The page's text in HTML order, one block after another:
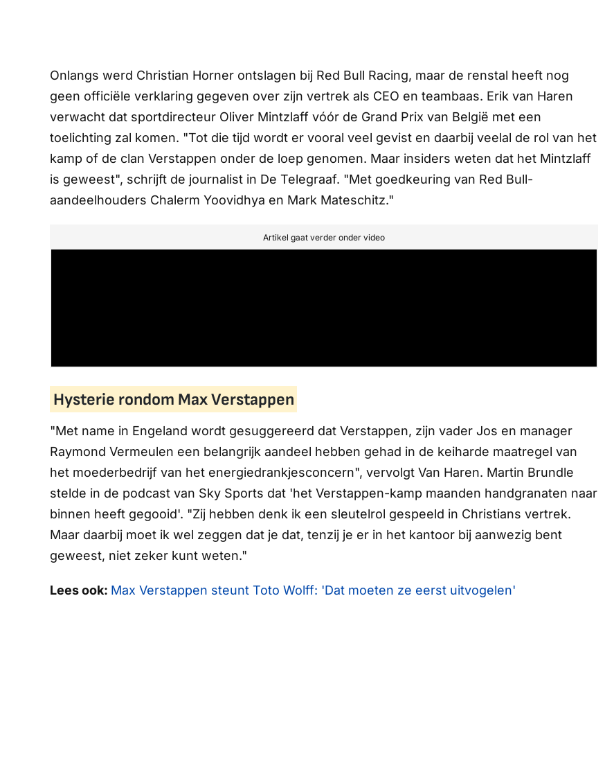
Onlangs werd Christian Horner ontslagen bij Red Bull Racing, maar de renstal heeft nog
geen officiële verklaring gegeven over zijn vertrek als CEO en teambaas. Erik van Haren
verwacht dat sportdirecteur Oliver Mintzlaff vóór de Grand Prix van België met een
toelichting zal komen. "Tot die tijd wordt er vooral veel gevist en daarbij veelal de rol van het
kamp of de clan Verstappen onder de loep genomen. Maar insiders weten dat het Mintzlaff
is geweest", schrijft de journalist in De Telegraaf. "Met goedkeuring van Red Bull-
aandeelhouders Chalerm Yoovidhya en Mark Mateschitz."
Artikel gaat verder onder video
Hysterie rondom Max Verstappen
"Met name in Engeland wordt gesuggereerd dat Verstappen, zijn vader Jos en manager
Raymond Vermeulen een belangrijk aandeel hebben gehad in de keiharde maatregel van
het moederbedrijf van het energiedrankjesconcern", vervolgt Van Haren. Martin Brundle
stelde in de podcast van Sky Sports dat 'het Verstappen-kamp maanden handgranaten naar
binnen heeft gegooid'. "Zij hebben denk ik een sleutelrol gespeeld in Christians vertrek.
Maar daarbij moet ik wel zeggen dat je dat, tenzij je er in het kantoor bij aanwezig bent
geweest, niet zeker kunt weten."
Lees ook: Max Verstappen steunt Toto Wolff: 'Dat moeten ze eerst uitvogelen'